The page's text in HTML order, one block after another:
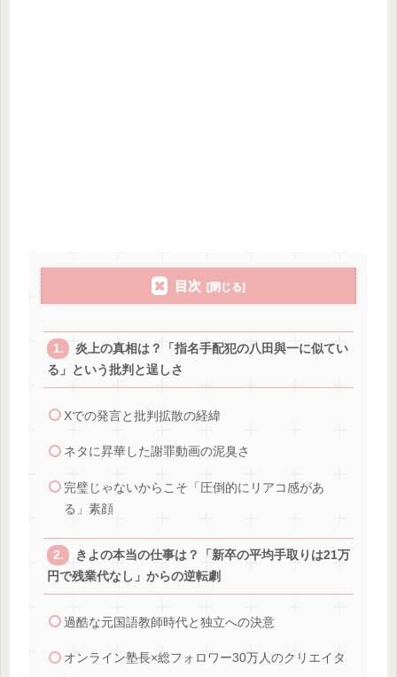
目次
炎上の真相は？「指名手配犯の八田與一に似てい
る」という批判と逞しさ
Xでの発言と批判拡散の経緯
ネタに昇華した謝罪動画の泥臭さ
完璧じゃないからこそ「圧倒的にリアコ感があ
る」素顔
きよの本当の仕事は？「新卒の平均手取りは21万
円で残業代なし」からの逆転劇
過酷な元国語教師時代と独立への決意
オンライン塾長×総フォロワー30万人のクリエイタ